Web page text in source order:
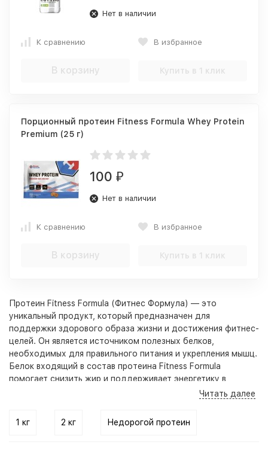
Нет в наличии
К сравнению В избранное
В корзину Купить в 1 клик
Порционный протеин Fitness Formula Whey Protein
Premium (25 г)
100 ₽
Нет в наличии
К сравнению В избранное
В корзину Купить в 1 клик
Протеин Fitness Formula (Фитнес Формула) — это
уникальный продукт, который предназначен для
поддержки здорового образа жизни и достижения фитнес-
целей. Он является источником полезных белков,
необходимых для правильного питания и укрепления мышц.
Белок входящий в состав протеина Fitness Formula
помогает снизить жир и поддерживает энергетику в
материалом для мышц. Особенно важно употреблять
Читать далее
1 кг 2 кг Недорогой протеин